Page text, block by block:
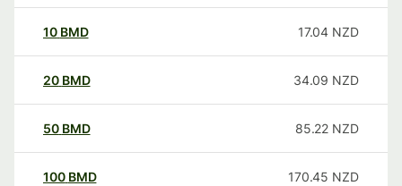
10 BMD 17.04 NZD
20 BMD 34.09 NZD
50 BMD 85.22 NZD
100 BMD 170.45 NZD